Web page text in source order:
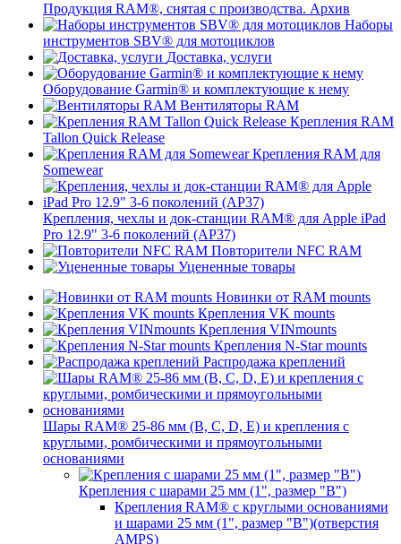
Продукция RAM®, снятая с производства. Архив
Наборы
инструментов SBV® для мотоциклов
Доставка, услуги
Оборудование Garmin® и комплектующие к нему
Вентиляторы RAM
Крепления RAM
Tallon Quick Release
Крепления RAM для
Somewear
Крепления, чехлы и док-станции RAM® для Apple iPad
Pro 12.9" 3-6 поколений (AP37)
Повторители NFC RAM
Уцененные товары
Новинки от RAM mounts
Крепления VK mounts
Крепления VINmounts
Крепления N-Star mounts
Распродажа креплений
Шары RAM® 25-86 мм (B, C, D, E) и крепления с
круглыми, ромбическими и прямоугольными
основаниями
Крепления с шарами 25 мм (1", размер "B")
Крепления RAM® с круглыми основаниями
и шарами 25 мм (1", размер "B")(отверстия
AMPS)